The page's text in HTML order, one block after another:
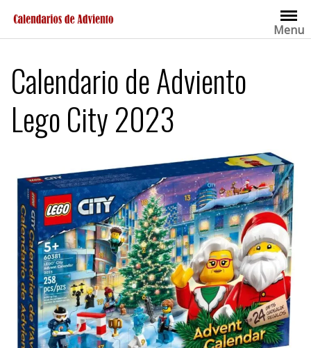
contenido
Menu
Calendario de Adviento
Lego City 2023